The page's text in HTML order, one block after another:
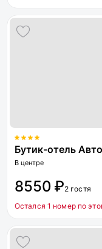
Бутик-отель
В центре
8550 ₽2 гостя
Остался 1 номер по